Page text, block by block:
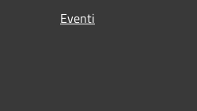
Eventi